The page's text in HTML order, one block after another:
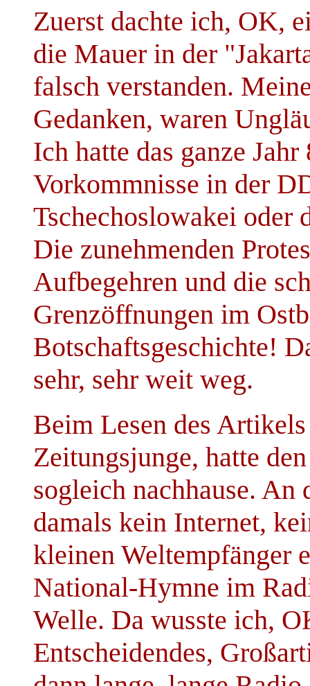
Zuerst dachte ich, OK,
die Mauer in der
falsch verstanden.
Gedanken, waren
Ich hatte das ganze
Vorkommnisse in der
Tschechoslowakei oder
Die zunehmenden
Aufbegehren und die
Grenzöffnungen im
Botschaftsgeschichte!
sehr, sehr weit weg.
Beim Lesen des
Zeitungsjunge, hatte
sogleich nachhause. An
damals kein Internet,
kleinen Weltempfänger
National-Hymne im
Welle. Da wusste ich,
Entscheidendes,